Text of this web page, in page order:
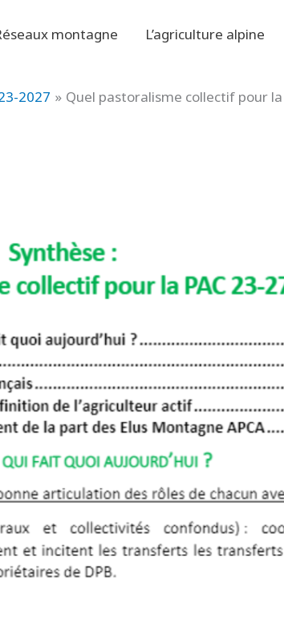
montagne L’agriculture alpine
2027 Quel pastoralisme collectif pour la